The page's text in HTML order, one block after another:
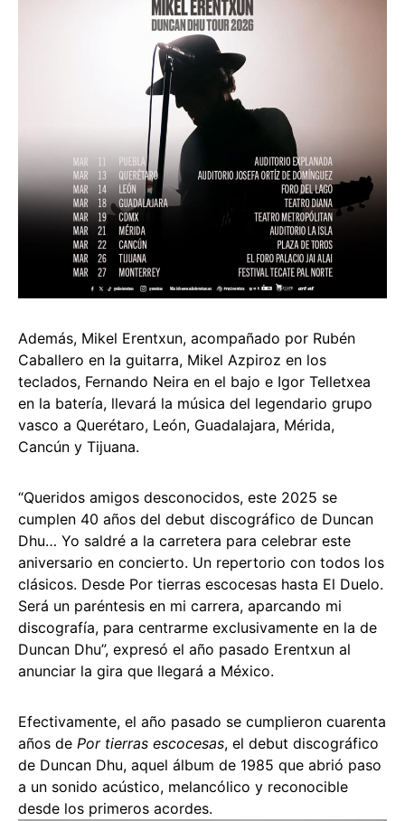
Además, Mikel Erentxun, acompañado por Rubén
Caballero en la guitarra, Mikel Azpiroz en los
teclados, Fernando Neira en el bajo e Igor Telletxea
en la batería, llevará la música del legendario grupo
vasco a Querétaro, León, Guadalajara, Mérida,
Cancún y Tijuana.
“Queridos amigos desconocidos, este 2025 se
cumplen 40 años del debut discográfico de Duncan
Dhu… Yo saldré a la carretera para celebrar este
aniversario en concierto. Un repertorio con todos los
clásicos. Desde Por tierras escocesas hasta El Duelo.
Será un paréntesis en mi carrera, aparcando mi
discografía, para centrarme exclusivamente en la de
Duncan Dhu”, expresó el año pasado Erentxun al
anunciar la gira que llegará a México.
Efectivamente, el año pasado se cumplieron cuarenta
años de Por tierras escocesas, el debut discográfico
de Duncan Dhu, aquel álbum de 1985 que abrió paso
a un sonido acústico, melancólico y reconocible
desde los primeros acordes.